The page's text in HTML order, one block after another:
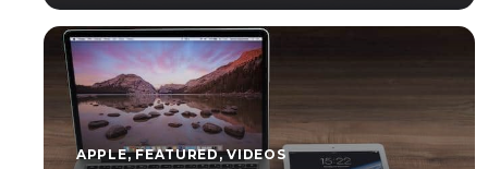
APPLE,FEATURED,VIDEOS